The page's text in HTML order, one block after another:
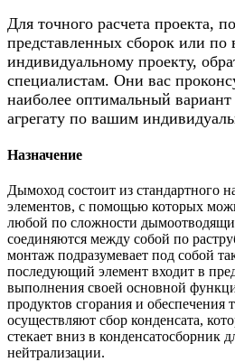
Для точного расчета проекта,
представленных сборок или по
индивидуальному проекту,
специалистам. Они вас
наиболее оптимальный
агрегату по вашим
Назначение
Дымоход состоит из стандартного
элементов, с помощью которых
любой по сложности
соединяются между собой по
монтаж подразумевает под собой
последующий элемент входит в
выполнения своей основной
продуктов сгорания и обеспечения
осуществляют сбор конденсата,
стекает вниз в конденсатосборник
нейтрализации.